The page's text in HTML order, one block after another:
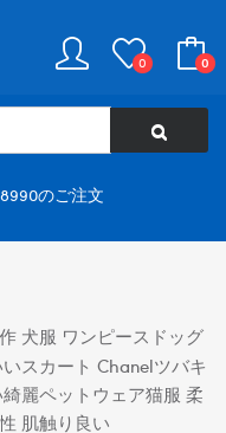
0 0
のご注文
犬服 ワンピースドッグ
スカート Chanelツバキ
麗ペットウェア猫服 柔
肌触り良い